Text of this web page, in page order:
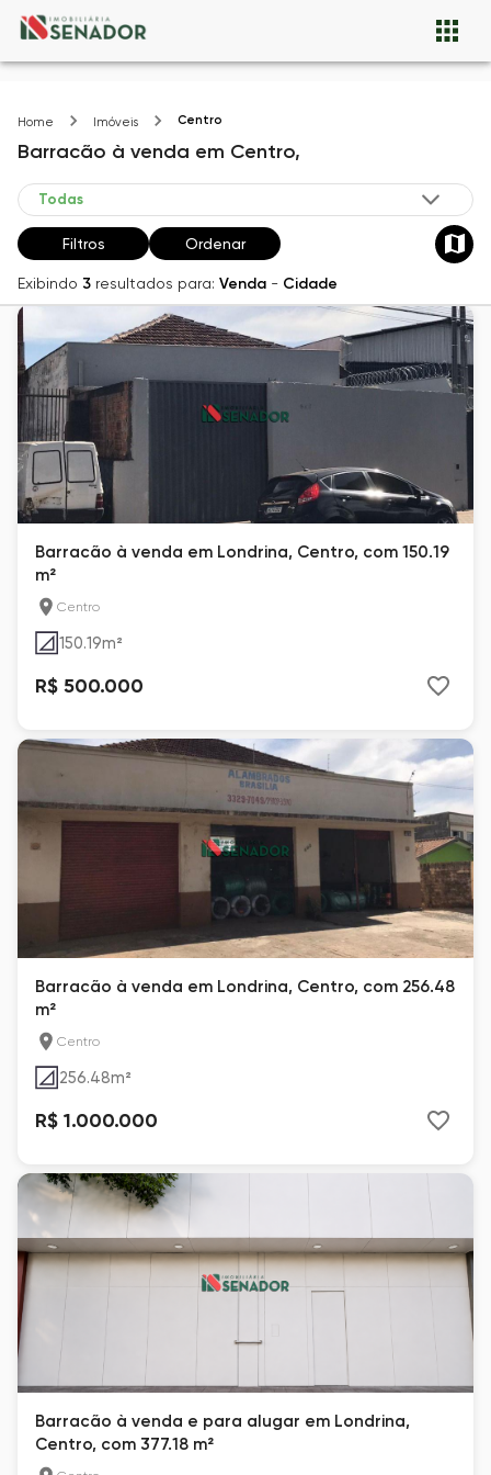
Home Imóveis Centro
Barracão à venda em Centro,
Filtros Ordenar
Exibindo 3 resultados para: Venda - Cidade
Barracão à venda em Londrina, Centro, com 150.19
m²
Centro
150.19m²
R$ 500.000
Barracão à venda em Londrina, Centro, com 256.48
m²
Centro
256.48m²
R$ 1.000.000
Barracão à venda e para alugar em Londrina,
Centro, com 377.18 m²